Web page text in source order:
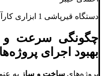
دستگاه قیرپاشی 1 ابزاری کارآمد در صنعت ساخت و ساز
چگونگی سرعت و
بهبود اجرای
پروژه‌هایساخت و ساز به